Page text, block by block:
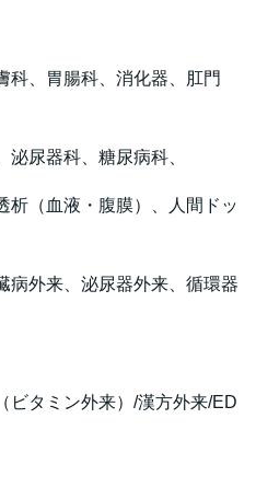
科、胃腸科、消化器、肛門
尿器科、糖尿病科、
析（血液・腹膜）、人間ドッ
病外来、泌尿器外来、循環器
ビタミン外来）/漢方外来/ED